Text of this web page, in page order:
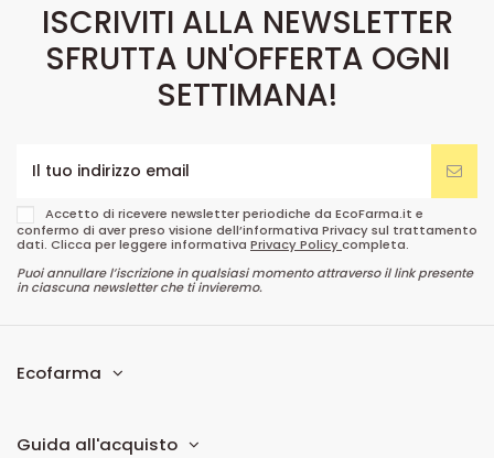
ISCRIVITI ALLA NEWSLETTER
SFRUTTA UN'OFFERTA OGNI
SETTIMANA!
Accetto di ricevere newsletter periodiche da EcoFarma.it e
confermo di aver preso visione dell’informativa Privacy sul trattamento
dati. Clicca per leggere informativa Privacy Policycompleta.
Puoi annullare l’iscrizione in qualsiasi momento attraverso il link presente
in ciascuna newsletter che ti invieremo.
Ecofarma
Guida all'acquisto